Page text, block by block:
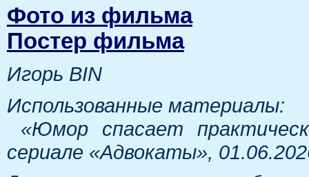
Фото из фильма
Постер фильма
Игорь BIN
Использованные материалы:
«Юмор спасает
сериале «Адвокаты»,